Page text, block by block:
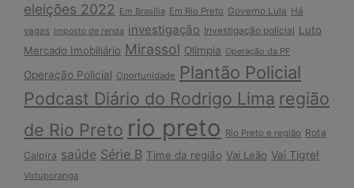
eleições 2022 Em Brasília Em Rio Preto Governo Lula Há
vagas
Imposto de renda investigação Investigação policial Luto
Mercado Imobiliário Mirassol Olímpia Operação da PF
Operação Policial Oportunidade Plantão Policial
Podcast Diário do Rodrigo Lima região
de Rio Preto rio preto Rio Preto e região Rota
Caipira saúde Série B Time da região Vai Leão Vai Tigre!
Votuporanga